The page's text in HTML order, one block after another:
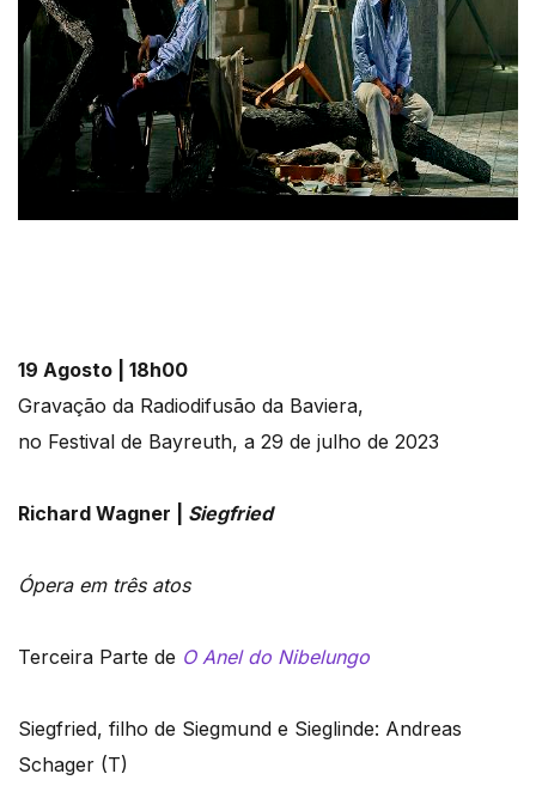
19 Agosto | 18h00
Gravação da Radiodifusão da Baviera,
no Festival de Bayreuth, a 29 de julho de 2023
Richard Wagner | Siegfried
Ópera em três atos
Terceira Parte de O Anel do Nibelungo
Siegfried, filho de Siegmund e Sieglinde: Andreas
Schager (T)